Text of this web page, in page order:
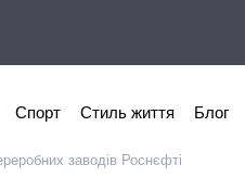
Спорт Стиль життя Блог
заводів Роснєфті